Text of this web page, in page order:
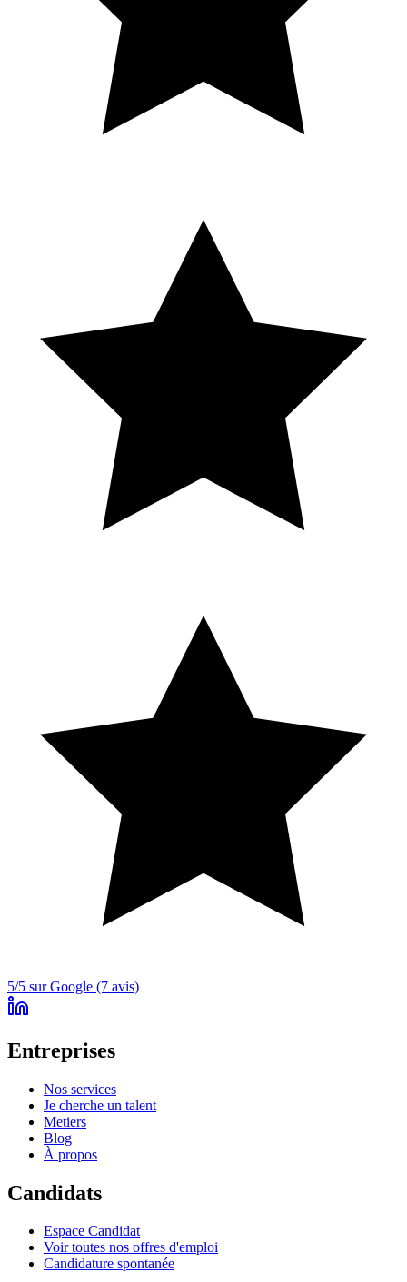
5/5 sur Google (7 avis)
Entreprises
Nos services
Je cherche un talent
Metiers
Blog
À propos
Candidats
Espace Candidat
Voir toutes nos offres d'emploi
Candidature spontanée